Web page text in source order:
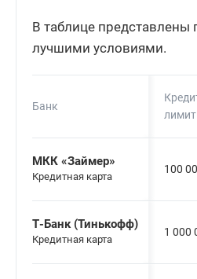
В таблице представлены
лучшими условиями.
Банк
лимит
МКК «Займер»
Кредитная карта
100
Т-Банк (Тинькофф)
Кредитная карта
1 000